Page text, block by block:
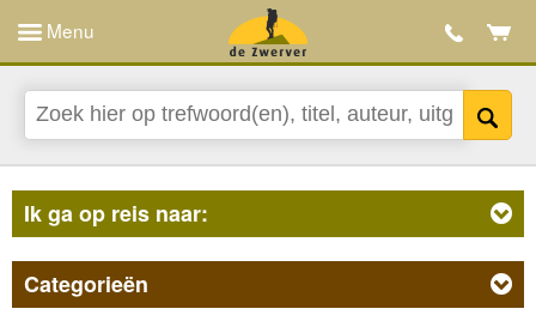
Menu
Ik ga op reis naar:
Categorieën